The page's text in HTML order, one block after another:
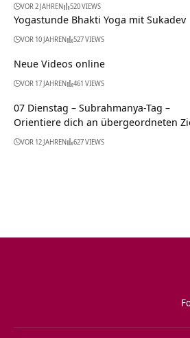
VOR 2 JAHREN 520 VIEWS
Yogastunde Bhakti Yoga mit Sukadev
VOR 10 JAHREN 527 VIEWS
Neue Videos online
VOR 17 JAHREN 461 VIEWS
07 Dienstag – Subrahmanya-Tag –
Orientiere dich an übergeordneten
VOR 12 JAHREN 627 VIEWS